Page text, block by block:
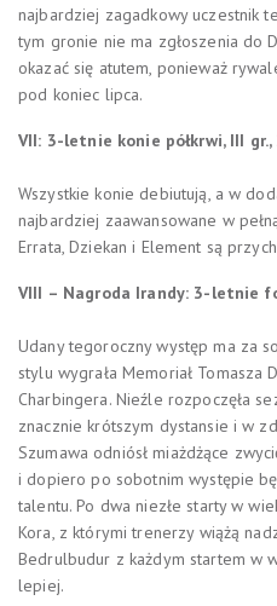
najbardziej zagadkowy uczestnik
tym gronie nie ma zgłoszenia do
okazać się atutem, ponieważ
pod koniec lipca.
VII: 3-letnie konie półkrwi, III gr.,
Wszystkie konie debiutują, a w
najbardziej zaawansowane w
Errata, Dziekan i Element są
VIII – Nagroda Irandy: 3-letnie
Udany tegoroczny występ ma za
stylu wygrała Memoriał Tomasza
Charbingera. Nieźle rozpoczęła
znacznie krótszym dystansie i w
Szumawa odniósł miażdżące
i dopiero po sobotnim występie
talentu. Po dwa niezłe starty w
Kora, z którymi trenerzy wiążą
Bedrulbudur z każdym startem w
lepiej.